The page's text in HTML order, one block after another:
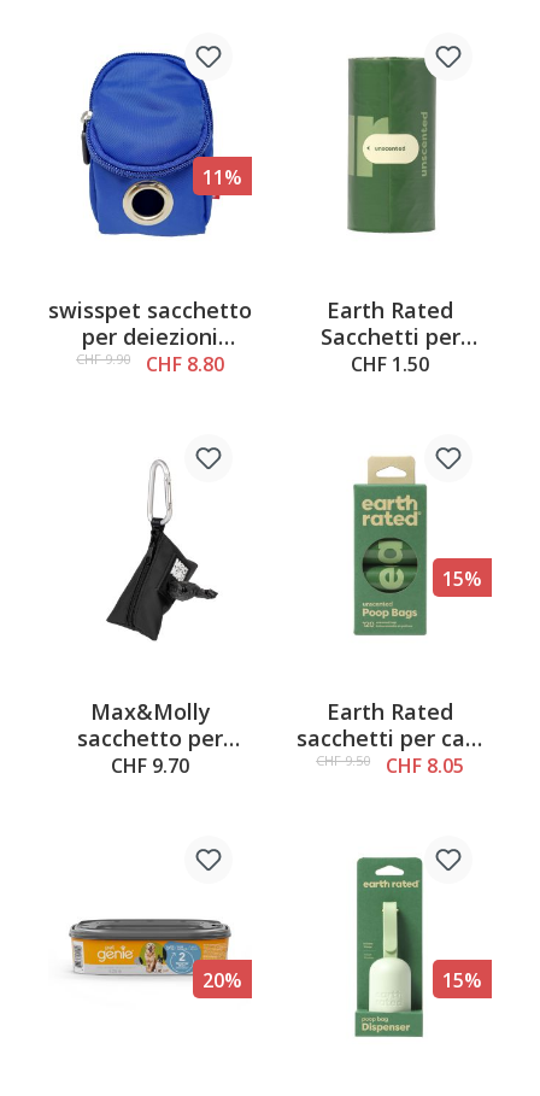
11%
swisspet sacchetto
per deiezioni
canine Sport
CHF 9.90 CHF 8.80
Earth Rated
Sacchetti per
bisogni 15 pz.,
CHF 1.50
Max&Molly
sacchetto per
deiezioni, nero,
CHF 9.70
15%
Earth Rated
sacchetti per cani
120 pz., senza
CHF 9.50 CHF 8.05
20% 15%